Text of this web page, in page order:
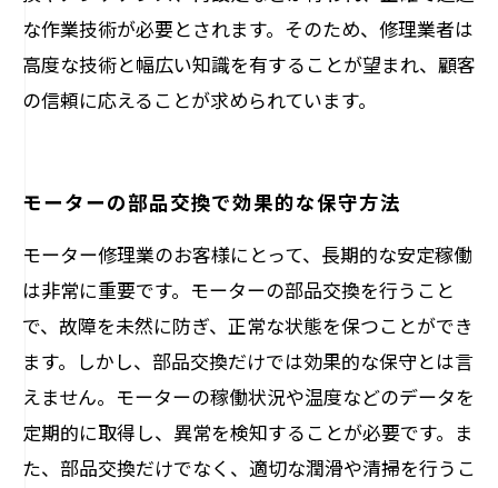
な作業技術が必要とされます。そのため、修理業者は
高度な技術と幅広い知識を有することが望まれ、顧客
の信頼に応えることが求められています。
モーターの部品交換で効果的な保守方法
モーター修理業のお客様にとって、長期的な安定稼働
は非常に重要です。モーターの部品交換を行うこと
で、故障を未然に防ぎ、正常な状態を保つことができ
ます。しかし、部品交換だけでは効果的な保守とは言
えません。モーターの稼働状況や温度などのデータを
定期的に取得し、異常を検知することが必要です。ま
た、部品交換だけでなく、適切な潤滑や清掃を行うこ